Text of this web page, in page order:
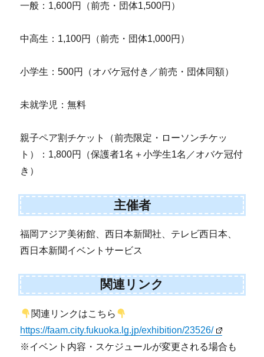
一般：1,600円（前売・団体1,500円）
中高生：1,100円（前売・団体1,000円）
小学生：500円（オバケ冠付き／前売・団体同額）
未就学児：無料
親子ペア割チケット（前売限定・ローソンチケッ
ト）：1,800円（保護者1名＋小学生1名／オバケ冠付
き）
主催者
福岡アジア美術館、西日本新聞社、テレビ西日本、
西日本新聞イベントサービス
関連リンク
関連リンクはこちら
https://faam.city.fukuoka.lg.jp/exhibition/23526/
※イベント内容・スケジュールが変更される場合も